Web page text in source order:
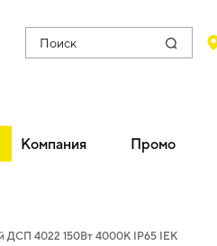
Поиск
Компания Промо
ДСП 4022 150Вт 4000К IP65 IEK